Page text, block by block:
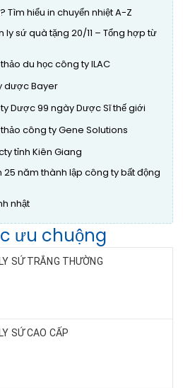
Tìm hiểu in chuyển nhiệt A-Z
ly sứ quà tặng 20/11 – Tổng hợp từ
du học công ty ILAC
dược Bayer
Dược 99 ngày Dược Sĩ thế giới
công ty Gene Solutions
tỉnh Kiên Giang
25 năm thành lập công ty bất động
nhật
ưu chuộng
SỨ TRẮNG THƯỜNG
SỨ CAO CẤP